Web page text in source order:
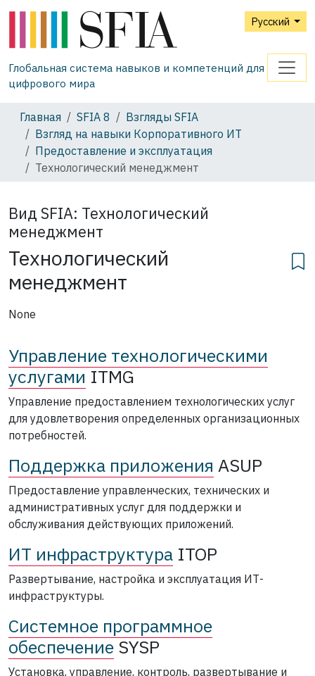
Русский
Глобальная система навыков и компетенций для
цифрового мира
Главная SFIA 8
Взгляды SFIA
Взгляд на навыки Корпоративного ИТ
Предоставление и эксплуатация
Технологический менеджмент
Вид SFIA: Технологический
менеджмент
Технологический
менеджмент
None
Управление технологическими
услугами ITMG
Управление предоставлением технологических услуг
для удовлетворения определенных организационных
потребностей.
Поддержка приложения ASUP
Предоставление управленческих, технических и
административных услуг для поддержки и
обслуживания действующих приложений.
ИТ инфраструктура ITOP
Развертывание, настройка и эксплуатация ИТ-
инфраструктуры.
Системное программное
обеспечение SYSP
Установка, управление, контроль, развертывание и